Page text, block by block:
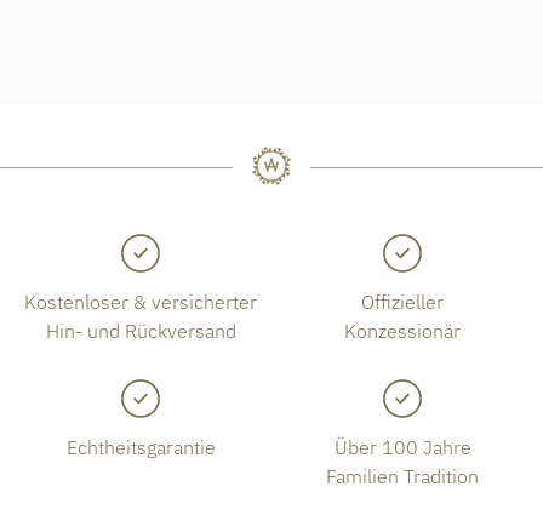
Kostenloser & versicherter
Hin- und Rückversand
Offizieller
Konzessionär
Echtheitsgarantie
Über 100 Jahre
Familien Tradition